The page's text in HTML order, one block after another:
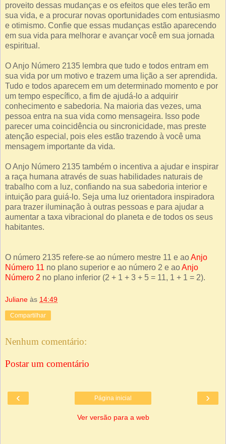
proveito dessas mudanças e os efeitos que eles terão em
sua vida, e a procurar novas oportunidades com entusiasmo
e otimismo. Confie que essas mudanças estão aparecendo
em sua vida para melhorar e avançar você em sua jornada
espiritual.
O Anjo Número 2135 lembra que tudo e todos entram em
sua vida por um motivo e trazem uma lição a ser aprendida.
Tudo e todos aparecem em um determinado momento e por
um tempo específico, a fim de ajudá-lo a adquirir
conhecimento e sabedoria. Na maioria das vezes, uma
pessoa entra na sua vida como mensageira. Isso pode
parecer uma coincidência ou sincronicidade, mas preste
atenção especial, pois eles estão trazendo à você uma
mensagem importante da vida.
O Anjo Número 2135 também o incentiva a ajudar e inspirar
a raça humana através de suas habilidades naturais de
trabalho com a luz, confiando na sua sabedoria interior e
intuição para guiá-lo. Seja uma luz orientadora inspiradora
para trazer iluminação à outras pessoas e para ajudar a
aumentar a taxa vibracional do planeta e de todos os seus
habitantes.
O número 2135 refere-se ao número mestre 11 e aoAnjo
Número 11 no plano superior e ao número 2 e aoAnjo
Número 2 no plano inferior (2 + 1 + 3 + 5 = 11, 1 + 1 = 2).
Juliane às 14:49
Compartilhar
Nenhum comentário:
Postar um comentário
‹ ›
Página inicial
Ver versão para a web